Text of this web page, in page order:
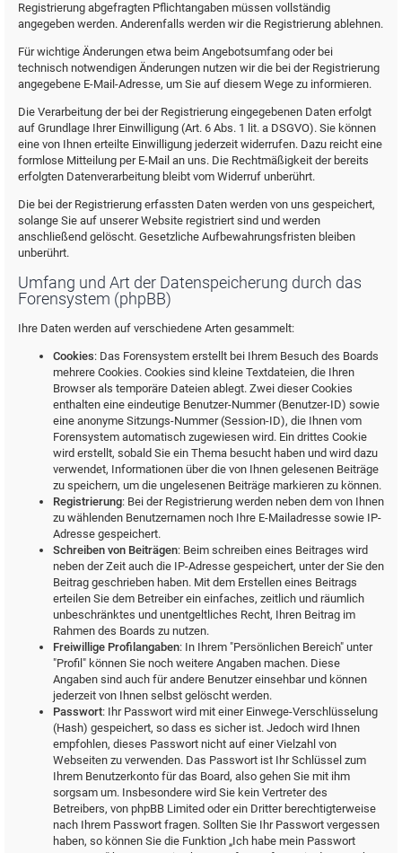
Registrierung abgefragten Pflichtangaben müssen vollständig
angegeben werden. Anderenfalls werden wir die Registrierung ablehnen.
Für wichtige Änderungen etwa beim Angebotsumfang oder bei
technisch notwendigen Änderungen nutzen wir die bei der Registrierung
angegebene E-Mail-Adresse, um Sie auf diesem Wege zu informieren.
Die Verarbeitung der bei der Registrierung eingegebenen Daten erfolgt
auf Grundlage Ihrer Einwilligung (Art. 6 Abs. 1 lit. a DSGVO). Sie können
eine von Ihnen erteilte Einwilligung jederzeit widerrufen. Dazu reicht eine
formlose Mitteilung per E-Mail an uns. Die Rechtmäßigkeit der bereits
erfolgten Datenverarbeitung bleibt vom Widerruf unberührt.
Die bei der Registrierung erfassten Daten werden von uns gespeichert,
solange Sie auf unserer Website registriert sind und werden
anschließend gelöscht. Gesetzliche Aufbewahrungsfristen bleiben
unberührt.
Umfang und Art der Datenspeicherung durch das
Forensystem (phpBB)
Ihre Daten werden auf verschiedene Arten gesammelt:
Cookies: Das Forensystem erstellt bei Ihrem Besuch des Boards
mehrere Cookies. Cookies sind kleine Textdateien, die Ihren
Browser als temporäre Dateien ablegt. Zwei dieser Cookies
enthalten eine eindeutige Benutzer-Nummer (Benutzer-ID) sowie
eine anonyme Sitzungs-Nummer (Session-ID), die Ihnen vom
Forensystem automatisch zugewiesen wird. Ein drittes Cookie
wird erstellt, sobald Sie ein Thema besucht haben und wird dazu
verwendet, Informationen über die von Ihnen gelesenen Beiträge
zu speichern, um die ungelesenen Beiträge markieren zu können.
Registrierung: Bei der Registrierung werden neben dem von Ihnen
zu wählenden Benutzernamen noch Ihre E-Mailadresse sowie IP-
Adresse gespeichert.
Schreiben von Beiträgen: Beim schreiben eines Beitrages wird
neben der Zeit auch die IP-Adresse gespeichert, unter der Sie den
Beitrag geschrieben haben. Mit dem Erstellen eines Beitrags
erteilen Sie dem Betreiber ein einfaches, zeitlich und räumlich
unbeschränktes und unentgeltliches Recht, Ihren Beitrag im
Rahmen des Boards zu nutzen.
Freiwillige Profilangaben: In Ihrem "Persönlichen Bereich" unter
"Profil" können Sie noch weitere Angaben machen. Diese
Angaben sind auch für andere Benutzer einsehbar und können
jederzeit von Ihnen selbst gelöscht werden.
Passwort: Ihr Passwort wird mit einer Einwege-Verschlüsselung
(Hash) gespeichert, so dass es sicher ist. Jedoch wird Ihnen
empfohlen, dieses Passwort nicht auf einer Vielzahl von
Webseiten zu verwenden. Das Passwort ist Ihr Schlüssel zum
Ihrem Benutzerkonto für das Board, also gehen Sie mit ihm
sorgsam um. Insbesondere wird Sie kein Vertreter des
Betreibers, von phpBB Limited oder ein Dritter berechtigterweise
nach Ihrem Passwort fragen. Sollten Sie Ihr Passwort vergessen
haben, so können Sie die Funktion „Ich habe mein Passwort